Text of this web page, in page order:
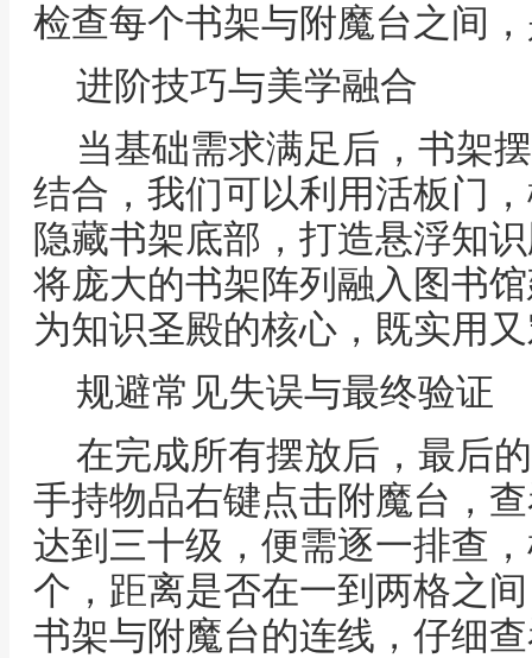
检查每个书架与附魔台之间
进阶技巧与美学融合
当基础需求满足后，书架
结合，我们可以利用活板门
隐藏书架底部，打造悬浮知
将庞大的书架阵列融入图书
为知识圣殿的核心，既实用
规避常见失误与最终验证
在完成所有摆放后，最后
手持物品右键点击附魔台，
达到三十级，便需逐一排查
个，距离是否在一到两格之
书架与附魔台的连线，仔细